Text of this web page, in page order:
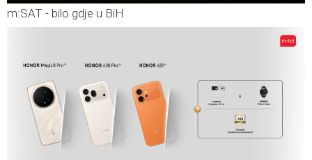
m:SAT - bilo gdje u BiH